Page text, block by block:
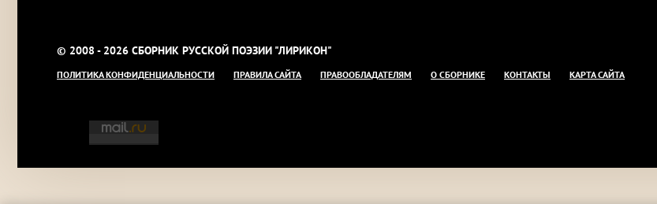
© 2008 - 2026 СБОРНИК РУССКОЙ ПОЭЗИИ "ЛИРИКОН"
ПОЛИТИКА КОНФИДЕНЦИАЛЬНОСТИ ПРАВИЛА САЙТА ПРАВООБЛАДАТЕЛЯМ О СБОРНИКЕ КОНТАКТЫ КАРТА САЙТА